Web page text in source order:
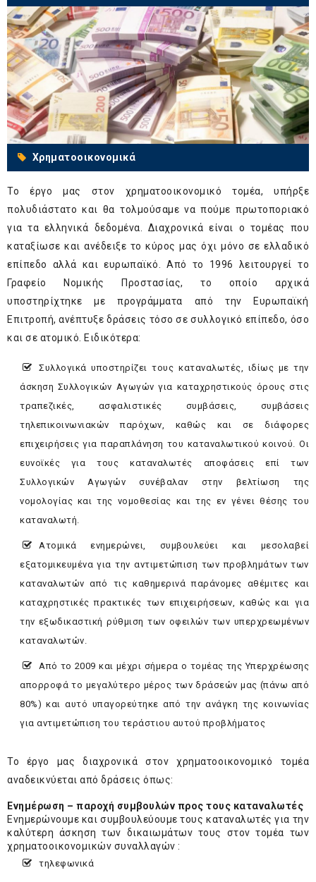
Χρηματοοικονομικά
Το έργο μας στον χρηματοοικονομικό τομέα, υπήρξε
πολυδιάστατο και θα τολμούσαμε να πούμε πρωτοποριακό
για τα ελληνικά δεδομένα. Διαχρονικά είναι ο τομέας που
καταξίωσε και ανέδειξε το κύρος μας όχι μόνο σε ελλαδικό
επίπεδο αλλά και ευρωπαϊκό. Από το 1996 λειτουργεί το
Γραφείο Νομικής Προστασίας, το οποίο αρχικά
υποστηρίχτηκε με προγράμματα από την Ευρωπαϊκή
Επιτροπή, ανέπτυξε δράσεις τόσο σε συλλογικό επίπεδο, όσο
και σε ατομικό. Ειδικότερα:
Συλλογικά υποστηρίζει τους καταναλωτές, ιδίως με την
άσκηση Συλλογικών Αγωγών για καταχρηστικούς όρους στις
τραπεζικές, ασφαλιστικές συμβάσεις, συμβάσεις
τηλεπικοινωνιακών παρόχων, καθώς και σε διάφορες
επιχειρήσεις για παραπλάνηση του καταναλωτικού κοινού. Οι
ευνοϊκές για τους καταναλωτές αποφάσεις επί των
Συλλογικών Αγωγών συνέβαλαν στην βελτίωση της
νομολογίας και της νομοθεσίας και της εν γένει θέσης του
καταναλωτή.
Ατομικά ενημερώνει, συμβουλεύει και μεσολαβεί
εξατομικευμένα για την αντιμετώπιση των προβλημάτων των
καταναλωτών από τις καθημερινά παράνομες αθέμιτες και
καταχρηστικές πρακτικές των επιχειρήσεων, καθώς και για
την εξωδικαστική ρύθμιση των οφειλών των υπερχρεωμένων
καταναλωτών.
Από το 2009 και μέχρι σήμερα ο τομέας της Υπερχρέωσης
απορροφά το μεγαλύτερο μέρος των δράσεών μας (πάνω από
80%) και αυτό υπαγορεύτηκε από την ανάγκη της κοινωνίας
για αντιμετώπιση του τεράστιου αυτού προβλήματος
Το έργο μας διαχρονικά στον χρηματοοικονομικό τομέα
αναδεικνύεται από δράσεις όπως:
Ενημέρωση – παροχή συμβουλών προς τους καταναλωτές
Ενημερώνουμε και συμβουλεύουμε τους καταναλωτές για την
καλύτερη άσκηση των δικαιωμάτων τους στον τομέα των
χρηματοοικονομικών συναλλαγών :
τηλεφωνικά